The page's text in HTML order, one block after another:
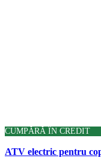
CUMPĂRĂ ÎN CREDIT
ATV electric pentru